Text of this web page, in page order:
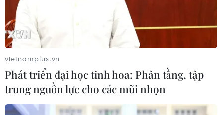
vietnamplus.vn
Phát triển đại học tinh hoa: Phân tầng, tập
trung nguồn lực cho các mũi nhọn